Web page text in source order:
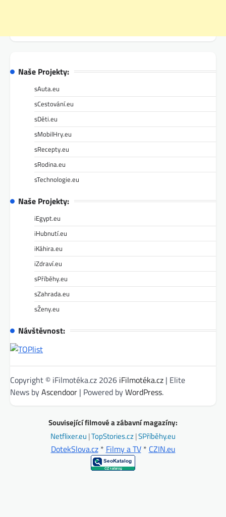
Naše Projekty:
sAuta.eu
sCestování.eu
sDěti.eu
sMobilHry.eu
sRecepty.eu
sRodina.eu
sTechnologie.eu
Naše Projekty:
iEgypt.eu
iHubnutí.eu
iKáhira.eu
iZdraví.eu
sPříběhy.eu
sZahrada.eu
sŽeny.eu
Návštěvnost:
Copyright © iFilmotéka.cz 2026 iFilmotéka.cz | Elite
News byAscendoor | Powered byWordPress.
Související filmové a zábavní magazíny:
Netflixer.eu |TopStories.cz|SPříběhy.eu
DotekSlova.cz* Filmy a TV* CZIN.eu